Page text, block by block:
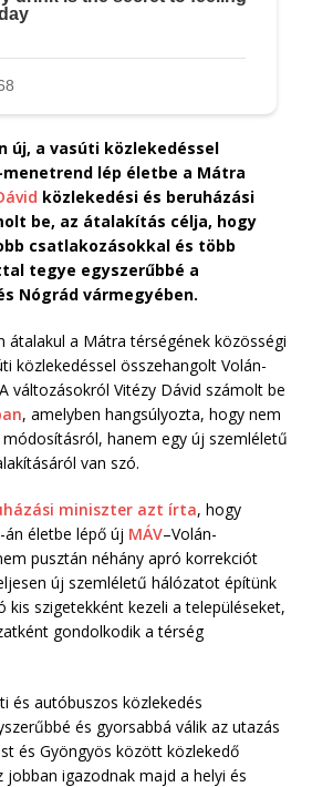
új, a vasúti közlekedéssel
lép életbe a Mátra
közlekedési és beruházási
be, az átalakítás célja, hogy
csatlakozásokkal és több
tegye egyszerűbbé a
Nógrád vármegyében.
átalakul a Mátra térségének közösségi
közlekedéssel összehangolt Volán-
változásokról Vitézy Dávid számolt be
, amelyben hangsúlyozta, hogy nem
módosításról, hanem egy új szemléletű
van szó.
miniszter azt írta, hogy
életbe lépő új MÁV–Volán-
pusztán néhány apró korrekciót
új szemléletű hálózatot építünk
kis szigetekként kezeli a településeket,
gondolkodik a térség
és autóbuszos közlekedés
és gyorsabbá válik az utazás
és Gyöngyös között közlekedő
igazodnak majd a helyi és